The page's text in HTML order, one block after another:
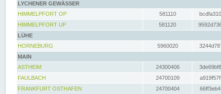
LYCHENER GEWÄSSER
HIMMELPFORT OP
581110
HIMMELPFORT UP
581120
LÜHE
HORNEBURG
5960020
MAIN
ASTHEIM
24300406
FAULBACH
24700109
FRANKFURT OSTHAFEN
24700404